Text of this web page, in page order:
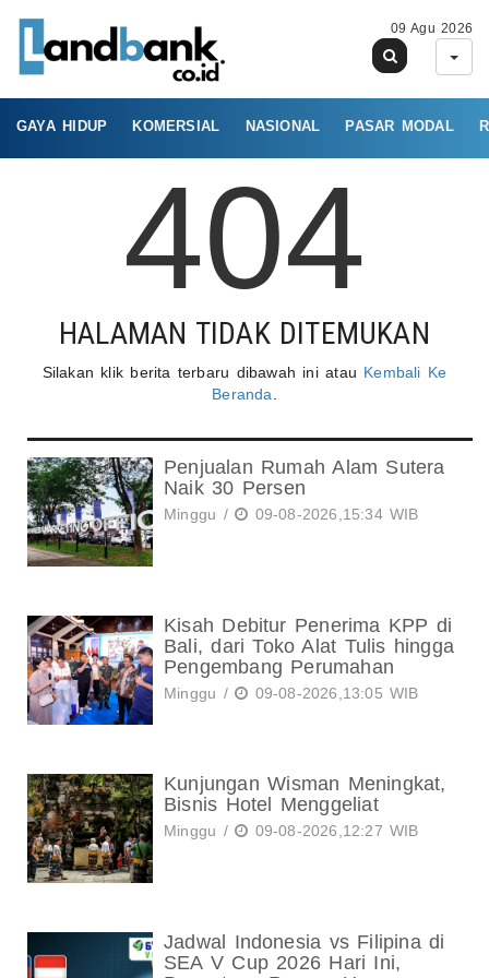
09 Agu 2026
GAYA HIDUP KOMERSIAL NASIONAL PASAR MODAL
404
HALAMAN TIDAK DITEMUKAN
Silakan klik berita terbaru dibawah ini atau Kembali Ke
Beranda
Penjualan Rumah Alam Sutera
Naik 30 Persen
Minggu / 09-08-2026,15:34 WIB
Kisah Debitur Penerima KPP di
Bali, dari Toko Alat Tulis hingga
Pengembang Perumahan
Minggu / 09-08-2026,13:05 WIB
Kunjungan Wisman Meningkat,
Bisnis Hotel Menggeliat
Minggu / 09-08-2026,12:27 WIB
Jadwal Indonesia vs Filipina di
SEA V Cup 2026 Hari Ini,